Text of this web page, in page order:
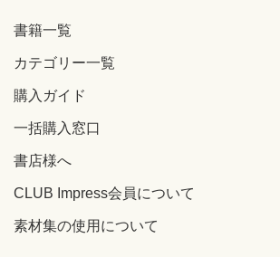
書籍一覧
カテゴリー一覧
購入ガイド
一括購入窓口
書店様へ
CLUB Impress会員について
素材集の使用について